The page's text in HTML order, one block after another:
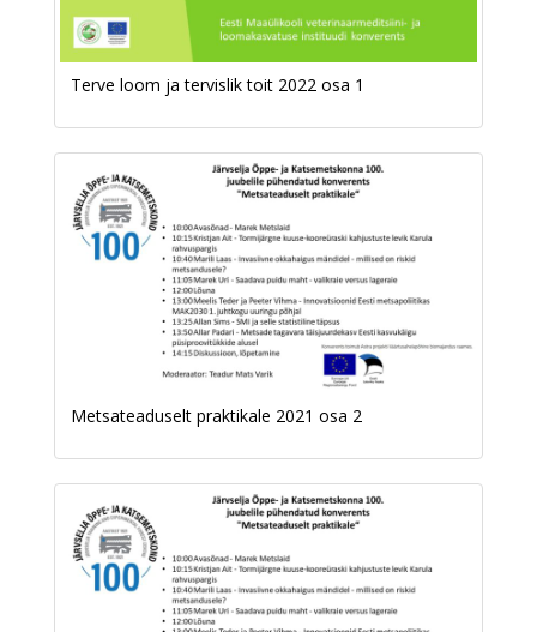
Terve loom ja tervislik toit 2022 osa 1
Metsateaduselt praktikale 2021 osa 2